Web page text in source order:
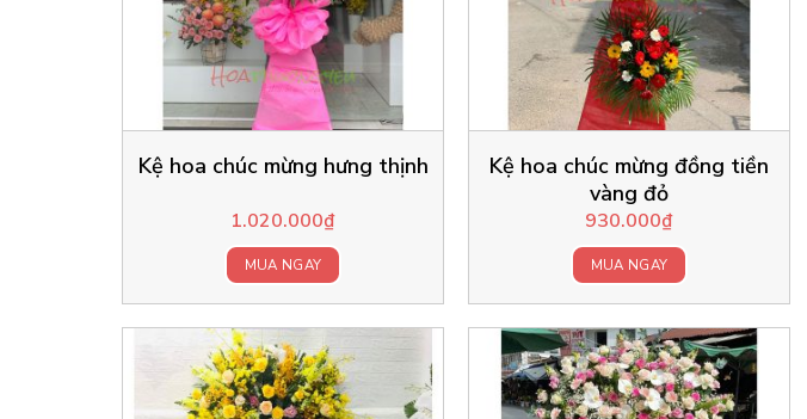
Kệ hoa chúc mừng hưng thịnh
1.020.000₫
MUA NGAY
Kệ hoa chúc mừng đồng tiền
vàng đỏ
930.000₫
MUA NGAY